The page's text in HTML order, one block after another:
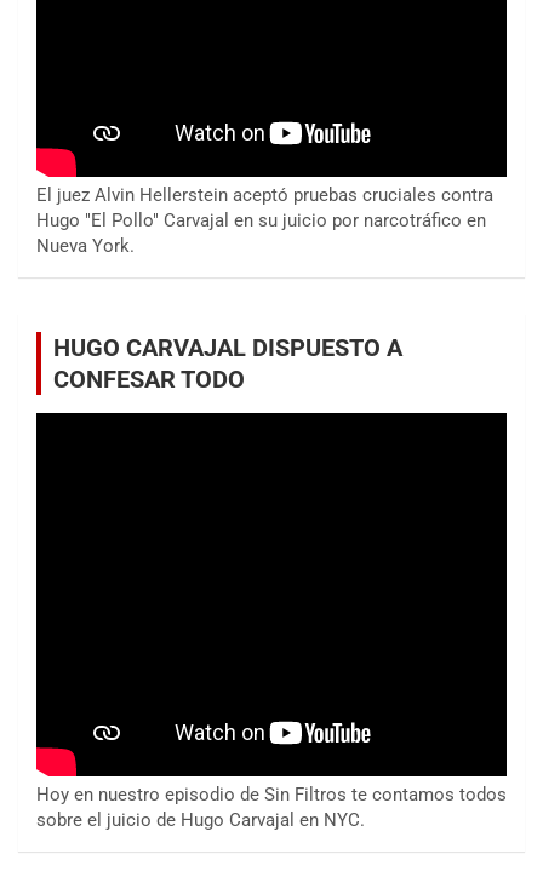
El juez Alvin Hellerstein aceptó pruebas cruciales contra
Hugo "El Pollo" Carvajal en su juicio por narcotráfico en
Nueva York.
HUGO CARVAJAL DISPUESTO A
CONFESAR TODO
Hoy en nuestro episodio de Sin Filtros te contamos todos
sobre el juicio de Hugo Carvajal en NYC.